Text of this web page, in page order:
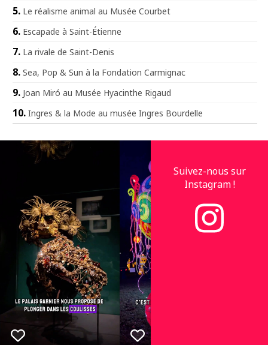
Le réalisme animal au Musée Courbet
Escapade à Saint-Étienne
La rivale de Saint-Denis
Sea, Pop & Sun à la Fondation Carmignac
Joan Miró au Musée Hyacinthe Rigaud
Ingres & la Mode au musée Ingres Bourdelle
Suivez-nous sur
Instagram !